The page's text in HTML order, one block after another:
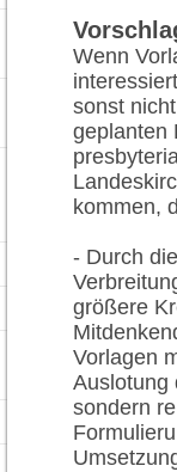
Wenn
sonst
geplanten
kommen,
- Durch
größere
Vorlagen
Auslotung
sondern